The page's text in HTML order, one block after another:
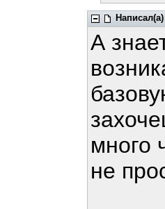
Написал(а)
А
много
не